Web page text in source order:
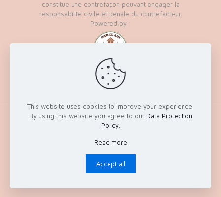
constitue une contrefaçon pouvant engager la
responsabilité civile et pénale du contrefacteur.
Powered by :
© 2026 - Tous les droits réservés à Dar El Ain
This website uses cookies to improve your experience.
By using this website you agree to our Data Protection
Policy.
Read more
Accept all